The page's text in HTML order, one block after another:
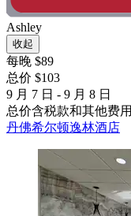
Ashley
收起
每晚 $89
总价 $103
9 月 7 日 - 9 月 8 日
总价含税款和其他费用
丹佛希尔顿逸林酒店